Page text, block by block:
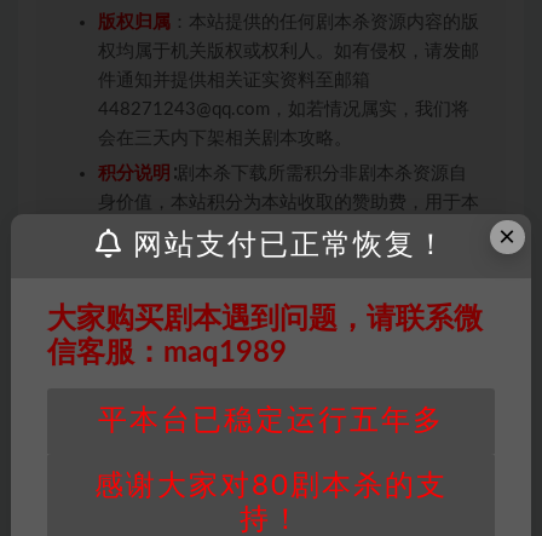
版权归属 ：本站提供的任何剧本杀资源内容的版
权均属于机关版权或权利人。如有侵权，请发邮
件通知并提供相关证实资料至邮箱
448271243@qq.com，如若情况属实，我们将
会在三天内下架相关剧本攻略。
积分说明 ∶剧本杀下载所需积分非剧本杀资源自
身价值，本站积分为本站收取的赞助费，用于本
站整理资料的时间成本及网站运营所需支出费
用。
问或购买使用引起的任何行为和纠纷，本站概不
承担任何责任。未经许可的【搬运】和【账号共
现代本 还原本
×
网站支付已正常恢复！
大家购买剧本遇到问题，请联系微
信客服：maq1989
平本台已稳定运行五年多
感谢大家对80剧本杀的支
持！